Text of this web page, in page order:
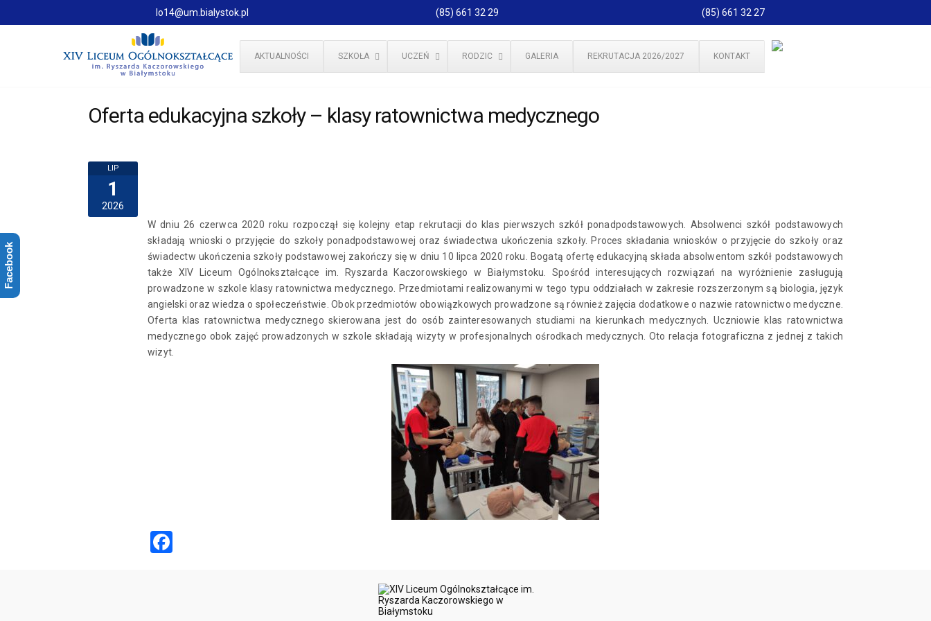
lo14@um.bialystok.pl (85) 661 32 29 (85) 661 32 27
AKTUALNOŚCI SZKOŁA UCZEŃ RODZIC GALERIA REKRUTACJA 2026/2027 KONTAKT
Oferta edukacyjna szkoły – klasy ratownictwa medycznego
LIP
1
2026
W dniu 26 czerwca 2020 roku rozpoczął się kolejny etap rekrutacji do klas pierwszych szkół ponadpodstawowych. Absolwenci szkół podstawowych
składają wnioski o przyjęcie do szkoły ponadpodstawowej oraz świadectwa ukończenia szkoły. Proces składania wniosków o przyjęcie do szkoły oraz
świadectw ukończenia szkoły podstawowej zakończy się w dniu 10 lipca 2020 roku. Bogatą ofertę edukacyjną składa absolwentom szkół podstawowych
także XIV Liceum Ogólnokształcące im. Ryszarda Kaczorowskiego w Białymstoku. Spośród interesujących rozwiązań na wyróżnienie zasługują
prowadzone w szkole klasy ratownictwa medycznego. Przedmiotami realizowanymi w tego typu oddziałach w zakresie rozszerzonym są biologia, język
angielski oraz wiedza o społeczeństwie. Obok przedmiotów obowiązkowych prowadzone są również zajęcia dodatkowe o nazwie ratownictwo medyczne.
Oferta klas ratownictwa medycznego skierowana jest do osób zainteresowanych studiami na kierunkach medycznych. Uczniowie klas ratownictwa
medycznego obok zajęć prowadzonych w szkole składają wizyty w profesjonalnych ośrodkach medycznych. Oto relacja fotograficzna z jednej z takich
wizyt.
Facebook